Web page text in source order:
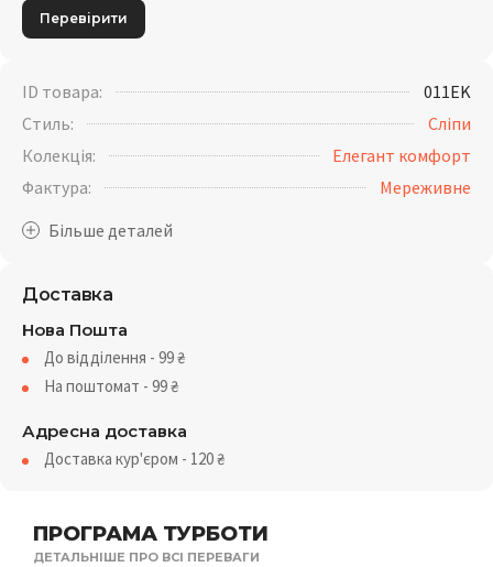
ПРОГРАМА ТУРБОТИ
ДЕТАЛЬНІШЕ ПРО ВСІ ПЕРЕВАГИ
Перевірити
ID товара:
011EK
Стиль:
Сліпи
Колекція:
Елегант комфорт
Фактура:
Мереживне
Доставка
Нова Пошта
До відділення - 99₴
На поштомат - 99₴
Адресна доставка
Доставка кур'єром - 120₴